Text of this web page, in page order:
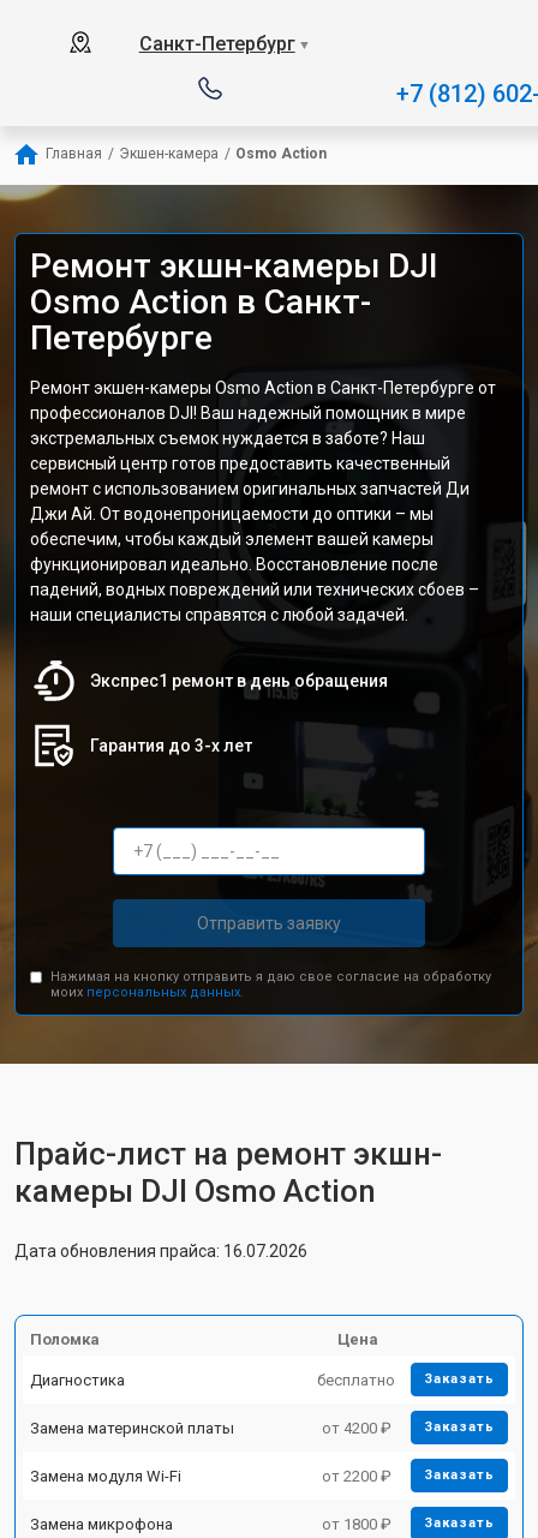
Санкт-Петербург ▼
+7 (812)
Главная / Экшен-камера / Osmo Action
Ремонт экшн-камеры DJI
Osmo Action в Санкт-
Петербурге
Ремонт экшен-камеры Osmo Action в Санкт-Петербурге от
профессионалов DJI! Ваш надежный помощник в мире
экстремальных съемок нуждается в заботе? Наш
сервисный центр готов предоставить качественный
ремонт с использованием оригинальных запчастей Ди
Джи Ай. От водонепроницаемости до оптики – мы
обеспечим, чтобы каждый элемент вашей камеры
функционировал идеально. Восстановление после
падений, водных повреждений или технических сбоев –
наши специалисты справятся с любой задачей.
Экспрес1 ремонт в день обращения
Гарантия до 3-х лет
Отправить заявку
Нажимая на кнопку отправить я даю свое согласие на обработку
моих персональных данных.
Прайс-лист на ремонт экшн-
камеры DJI Osmo Action
Дата обновления прайса: 16.07.2026
Поломка Цена
Диагностика бесплатно Заказать
Замена материнской платы от 4200 ₽ Заказать
Замена модуля Wi-Fi от 2200 ₽ Заказать
Замена микрофона от 1800 ₽ Заказать